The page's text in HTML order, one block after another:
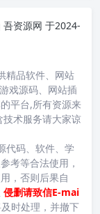
吾资源网 于2024-
精品软件、网站
戏源码、网站插
平台,所有资源来
术服务请大家谅
代码、软件、学
考等合法使用，
，否则后果自
侵删请致信E-mai
及时处理，并撤下